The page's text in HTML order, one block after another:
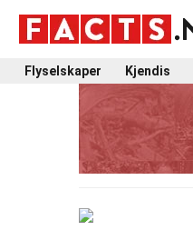
Flyselskaper Kjendis